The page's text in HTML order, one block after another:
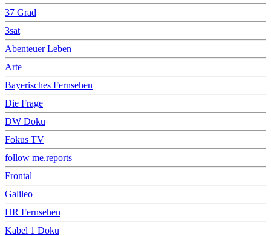
37 Grad
3sat
Abenteuer Leben
Arte
Bayerisches Fernsehen
Die Frage
DW Doku
Fokus TV
follow me.reports
Frontal
Galileo
HR Fernsehen
Kabel 1 Doku